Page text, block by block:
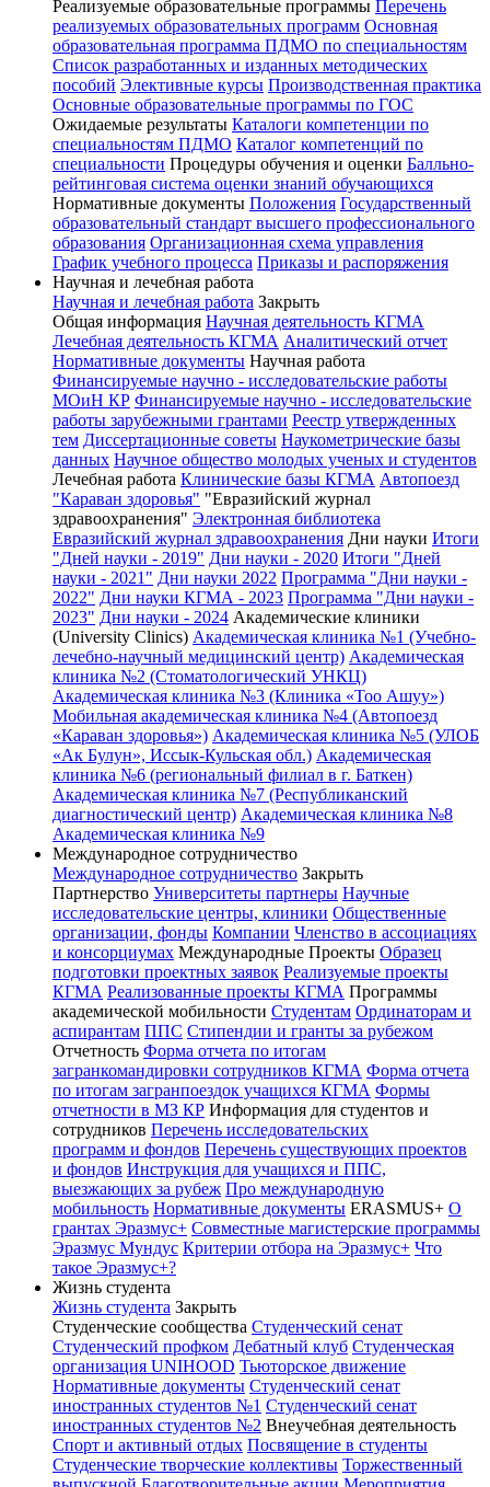
Реализуемые образовательные программы Перечень
реализуемых образовательных программ Основная
образовательная программа ПДМО по специальностям
Список разработанных и изданных методических
пособий Элективные курсы Производственная практика
Основные образовательные программы по ГОС
Ожидаемые результаты Каталоги компетенции по
специальностям ПДМО Каталог компетенций по
специальности Процедуры обучения и оценки Балльно-
рейтинговая система оценки знаний обучающихся
Нормативные документы Положения Государственный
образовательный стандарт высшего профессионального
образования Организационная схема управления
График учебного процесса Приказы и распоряжения
Научная и лечебная работа
Научная и лечебная работа Закрыть
Общая информация Научная деятельность КГМА
Лечебная деятельность КГМА Аналитический отчет
Нормативные документы Научная работа
Финансируемые научно - исследовательские работы
МОиН КР Финансируемые научно - исследовательские
работы зарубежными грантами Реестр утвержденных
тем Диссертационные советы Наукометрические базы
данных Научное общество молодых ученых и студентов
Лечебная работа Клинические базы КГМА Автопоезд
"Караван здоровья" "Евразийский журнал
здравоохранения" Электронная библиотека
Евразийский журнал здравоохранения Дни науки Итоги
"Дней науки - 2019" Дни науки - 2020 Итоги "Дней
науки - 2021" Дни науки 2022 Программа "Дни науки -
2022" Дни науки КГМА - 2023 Программа "Дни науки -
2023" Дни науки - 2024 Академические клиники
(University Clinics) Академическая клиника №1 (Учебно-
лечебно-научный медицинский центр) Академическая
клиника №2 (Стоматологический УНКЦ)
Академическая клиника №3 (Клиника «Тоо Ашуу»)
Мобильная академическая клиника №4 (Автопоезд
«Караван здоровья») Академическая клиника №5 (УЛОБ
«Ак Булун», Иссык-Кульская обл.) Академическая
клиника №6 (региональный филиал в г. Баткен)
Академическая клиника №7 (Республиканский
диагностический центр) Академическая клиника №8
Академическая клиника №9
Международное сотрудничество
Международное сотрудничество Закрыть
Партнерство Университеты партнеры Научные
исследовательские центры, клиники Общественные
организации, фонды Компании Членство в ассоциациях
и консорциумах Международные Проекты Образец
подготовки проектных заявок Реализуемые проекты
КГМА Реализованные проекты КГМА Программы
академической мобильности Студентам Ординаторам и
аспирантам ППС Стипендии и гранты за рубежом
Отчетность Форма отчета по итогам
загранкомандировки сотрудников КГМА Форма отчета
по итогам загранпоездок учащихся КГМА Формы
отчетности в МЗ КР Информация для студентов и
сотрудников Перечень исследовательских
программ и фондов Перечень существующих проектов
и фондов Инструкция для учащихся и ППС,
выезжающих за рубеж Про международную
мобильность Нормативные документы ERASMUS+ О
грантах Эразмус+ Совместные магистерские программы
Эразмус Мундус Критерии отбора на Эразмус+ Что
такое Эразмус+?
Жизнь студента
Жизнь студента Закрыть
Студенческие сообщества Студенческий сенат
Студенческий профком Дебатный клуб Студенческая
организация UNIHOOD Тьюторское движение
Нормативные документы Студенческий сенат
иностранных студентов №1 Студенческий сенат
иностранных студентов №2 Внеучебная деятельность
Спорт и активный отдых Посвящение в студенты
Студенческие творческие коллективы Торжественный